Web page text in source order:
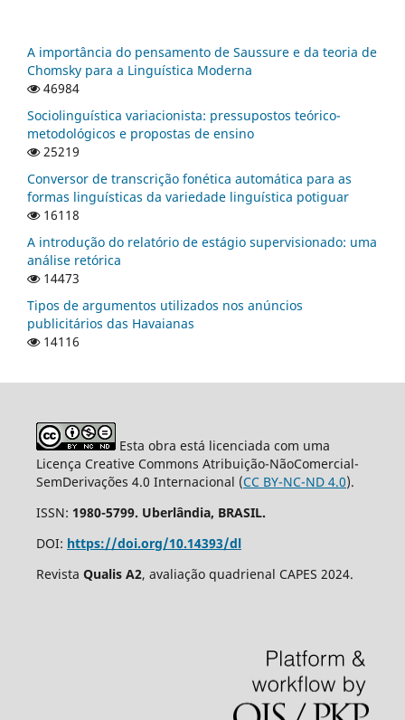
A importância do pensamento de Saussure e da teoria de
Chomsky para a Linguística Moderna
46984
Sociolinguística variacionista: pressupostos teórico-
metodológicos e propostas de ensino
25219
Conversor de transcrição fonética automática para as
formas linguísticas da variedade linguística potiguar
16118
A introdução do relatório de estágio supervisionado: uma
análise retórica
14473
Tipos de argumentos utilizados nos anúncios
publicitários das Havaianas
14116
Esta obra está licenciada com uma
Licença Creative Commons Atribuição-NãoComercial-
SemDerivações 4.0 Internacional (CC BY-NC-ND 4.0).
ISSN: 1980-5799. Uberlândia, BRASIL.
DOI: https://doi.org/10.14393/dl
Revista Qualis A2, avaliação quadrienal CAPES 2024.